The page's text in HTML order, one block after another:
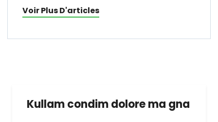
Voir Plus D'articles
Kullam condim dolore ma gna